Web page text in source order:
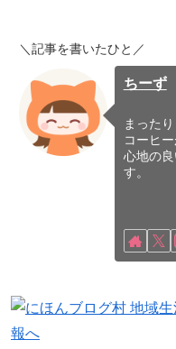
＼記事を書いたひと／
ちーず
まった
コーヒ
心地の
す。